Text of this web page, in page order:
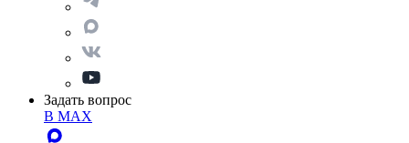
Задать вопрос
В MAX